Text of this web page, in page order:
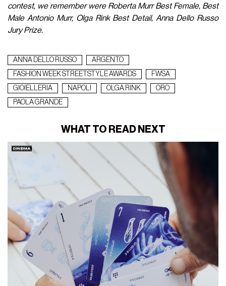
contest, we remember were Roberta Murr Best Female, Best
Male Antonio Murr, Olga Rink Best Detail, Anna Dello Russo
Jury Prize.
ANNA DELLO RUSSO
ARGENTO
FASHION WEEK STREETSTYLE AWARDS
FWSA
GIOIELLERIA
NAPOLI OLGA RINK
ORO
PAOLA GRANDE
WHAT TO READ NEXT